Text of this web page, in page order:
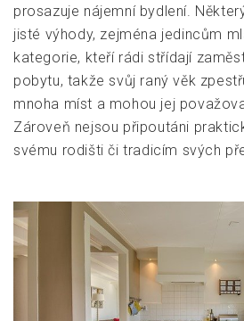
prosazuje nájemní bydlení.
jisté výhody, zejména jedincům
kategorie, kteří rádi střídají
pobytu, takže svůj raný věk
mnoha míst a mohou jej
Zároveň nejsou připoutáni
svému rodišti či tradicím svých